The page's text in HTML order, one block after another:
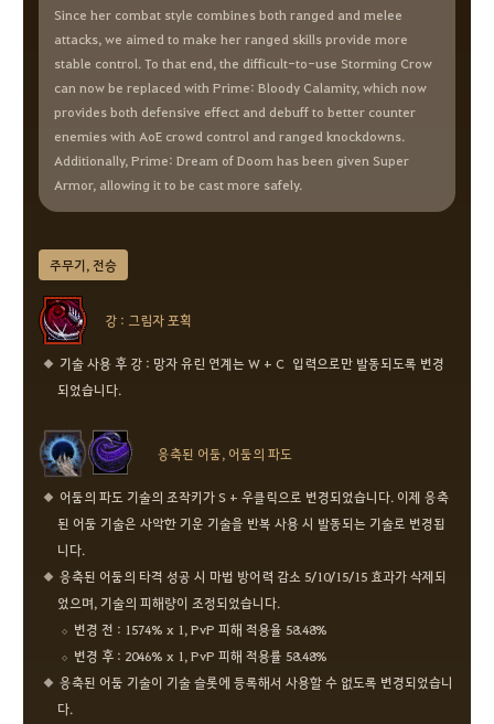
Since her combat style combines both ranged and melee
attacks, we aimed to make her ranged skills provide more
stable control. To that end, the difficult-to-use Storming Crow
can now be replaced with Prime: Bloody Calamity, which now
provides both defensive effect and debuff to better counter
enemies with AoE crowd control and ranged knockdowns.
Additionally, Prime: Dream of Doom has been given Super
Armor, allowing it to be cast more safely.
주무기, 전승
강 : 그림자 포획
기술 사용 후 강 : 망자 유린 연계는 W + C 입력으로만 발동되도록 변경
되었습니다.
응축된 어둠, 어둠의 파도
어둠의 파도 기술의 조작키가 S + 우클릭으로 변경되었습니다. 이제 응축
된 어둠 기술은 사악한 기운 기술을 반복 사용 시 발동되는 기술로 변경됩
니다.
응축된 어둠의 타격 성공 시 마법 방어력 감소 5/10/15/15 효과가 삭제되
었으며, 기술의 피해량이 조정되었습니다.
변경 전 : 1574% x 1, PvP 피해 적용율 58.48%
변경 후 : 2046% x 1, PvP 피해 적용률 58.48%
응축된 어둠 기술이 기술 슬롯에 등록해서 사용할 수 없도록 변경되었습니
다.